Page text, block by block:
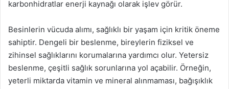
karbonhidratlar enerji kaynağı olarak işlev görür.
Besinlerin vücuda alımı, sağlıklı bir yaşam için kritik öneme
sahiptir. Dengeli bir beslenme, bireylerin fiziksel ve
zihinsel sağlıklarını korumalarına yardımcı olur. Yetersiz
beslenme, çeşitli sağlık sorunlarına yol açabilir. Örneğin,
yeterli miktarda vitamin ve mineral alınmaması, bağışıklık